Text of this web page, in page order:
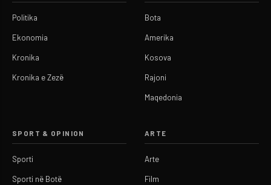
Politika
Ekonomia
Kronika
Kronika e Zezë
Bota
Amerika
Kosova
Rajoni
Maqedonia
SPORT & OPINION
Sporti
Sporti në Botë
ARTE
Arte
Film